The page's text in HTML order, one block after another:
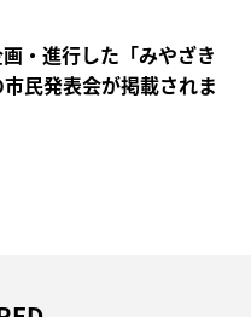
・進行した「みやざき
民発表会が掲載されま